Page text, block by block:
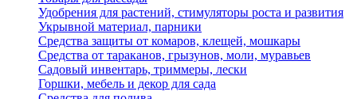
Удобрения для растений, стимуляторы роста и развития
Укрывной материал, парники
Средства защиты от комаров, клещей, мошкары
Средства от тараканов, грызунов, моли, муравьев
Садовый инвентарь, триммеры, лески
Горшки, мебель и декор для сада